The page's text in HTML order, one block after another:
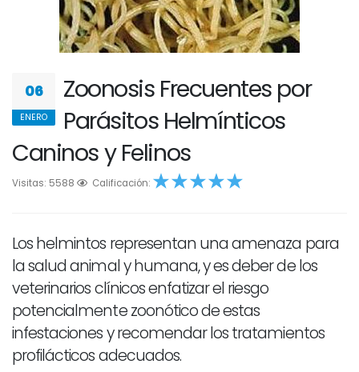
06
ENERO
Zoonosis Frecuentes por
Parásitos Helmínticos
Caninos y Felinos
Visitas: 5588 Calificación:
1 2 3 4 5
Los helmintos representan una amenaza para
la salud animal y humana, y es deber de los
veterinarios clínicos enfatizar el riesgo
potencialmente zoonótico de estas
infestaciones y recomendar los tratamientos
profilácticos adecuados.